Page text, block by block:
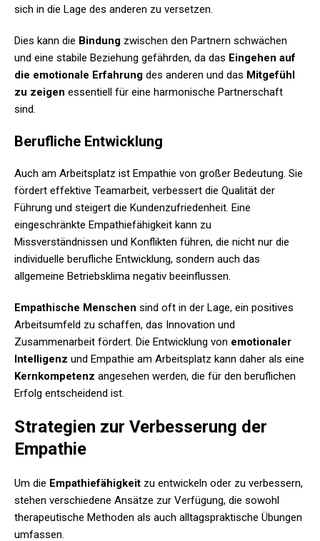
sich in die Lage des anderen zu versetzen.
Dies kann die Bindung zwischen den Partnern schwächen
und eine stabile Beziehung gefährden, da das Eingehen auf
die emotionale Erfahrung des anderen und das Mitgefühl
zu zeigen essentiell für eine harmonische Partnerschaft
sind.
Berufliche Entwicklung
Auch am Arbeitsplatz ist Empathie von großer Bedeutung. Sie
fördert effektive Teamarbeit, verbessert die Qualität der
Führung und steigert die Kundenzufriedenheit. Eine
eingeschränkte Empathiefähigkeit kann zu
Missverständnissen und Konflikten führen, die nicht nur die
individuelle berufliche Entwicklung, sondern auch das
allgemeine Betriebsklima negativ beeinflussen.
Empathische Menschen sind oft in der Lage, ein positives
Arbeitsumfeld zu schaffen, das Innovation und
Zusammenarbeit fördert. Die Entwicklung von emotionaler
Intelligenz und Empathie am Arbeitsplatz kann daher als eine
Kernkompetenz angesehen werden, die für den beruflichen
Erfolg entscheidend ist.
Strategien zur Verbesserung der
Empathie
Um die Empathiefähigkeit zu entwickeln oder zu verbessern,
stehen verschiedene Ansätze zur Verfügung, die sowohl
therapeutische Methoden als auch alltagspraktische Übungen
umfassen.